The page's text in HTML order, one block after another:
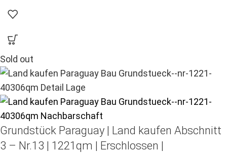
Sold out
Grundstück Paraguay | Land kaufen Abschnitt
3 – Nr.13 | 1221qm | Erschlossen |